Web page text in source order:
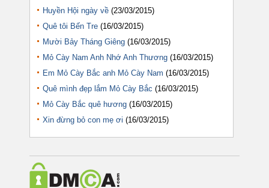
Huyền Hội ngày về (23/03/2015)
Quê tôi Bến Tre (16/03/2015)
Mười Bảy Tháng Giêng (16/03/2015)
Mỏ Cày Nam Anh Nhớ Anh Thương (16/03/2015)
Em Mỏ Cày Bắc anh Mỏ Cày Nam (16/03/2015)
Quê mình đẹp lắm Mỏ Cày Bắc (16/03/2015)
Mỏ Cày Bắc quê hương (16/03/2015)
Xin đừng bỏ con mẹ ơi (16/03/2015)